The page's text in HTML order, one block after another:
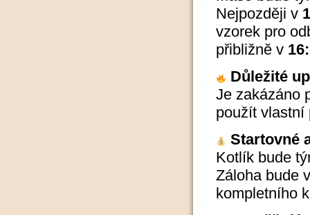
Nejpozději v
vzorek pro
přibližně v
Důležité
Je zakázáno
použít vlastní
Startovné
Kotlík bude
Záloha bude
kompletního